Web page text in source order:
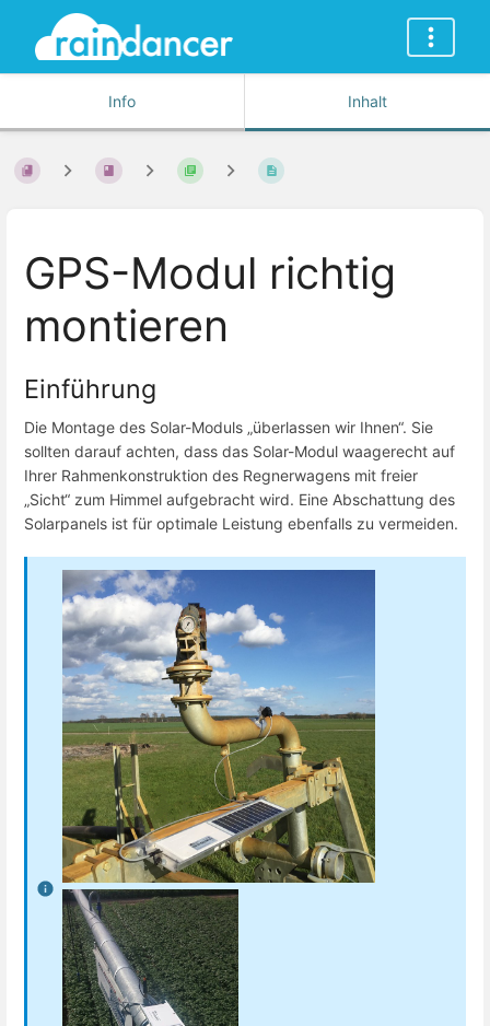
Info Inhalt
GPS-Modul richtig
montieren
Einführung
Die Montage des Solar-Moduls „überlassen wir Ihnen“. Sie
sollten darauf achten, dass das Solar-Modul waagerecht auf
Ihrer Rahmenkonstruktion des Regnerwagens mit freier
„Sicht“ zum Himmel aufgebracht wird. Eine Abschattung des
Solarpanels ist für optimale Leistung ebenfalls zu vermeiden.